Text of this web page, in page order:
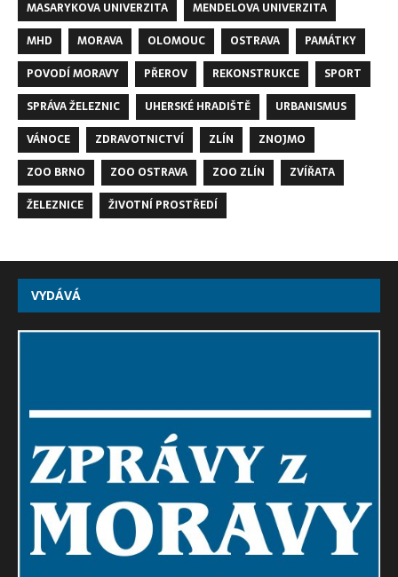
MASARYKOVA UNIVERZITA
MENDELOVA UNIVERZITA
MHD
MORAVA OLOMOUC OSTRAVA
PAMÁTKY
POVODÍ MORAVY
PŘEROV REKONSTRUKCE
SPORT
SPRÁVA ŽELEZNIC
UHERSKÉ HRADIŠTĚ
URBANISMUS
VÁNOCE
ZDRAVOTNICTVÍ ZLÍN
ZNOJMO
ZOO BRNO
ZOO OSTRAVA ZOO ZLÍN
ZVÍŘATA
ŽELEZNICE
ŽIVOTNÍ PROSTŘEDÍ
VYDÁVÁ